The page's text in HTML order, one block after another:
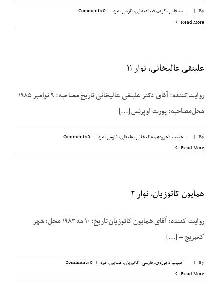
By
|
| سنجابی، کریم,ضیا صدقی,فارسی,مرد |
0 Comments
Read More
علینقی عالیخانی، نوار ۱۱
روایت‌کننده: آقای دکتر علینقی عالیخانی تاریخ مصاحبه: ۹ نوامبر ۱۹۸۵
محل‌مصاحبه: پورت اوپرنس [...]
By
|
| حبیب لاجوردی,عالیخانی، علینقی,فارسی,مرد |
0 Comments
Read More
همایون کاتوزیان، نوار ۲
روایت کننده: آقای همایون کاتوزیان تاریخ: ۱۰ مه ۱۹۸۳ محل: شهر
کمبریج – [...]
By
|
| حبیب لاجوردی,فارسی,کاتوزیان، همایون,مرد |
0 Comments
Read More